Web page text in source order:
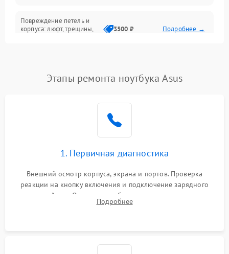
Повреждение петель и
корпуса: люфт, трещины,
3500 ₽ Подробнее →
невозможность зарядки,
2500 ₽ Подробнее →
2000 ₽
Перегрев из‑за пыли,
неисправности кулера
Выход из строя SSD или
HDD: медленная загрузка,
Этапы ремонта ноутбука Asus
1. Первичная диагностика
Внешний осмотр корпуса, экрана и портов. Проверка
реакции на кнопку включения и подключение зарядного
устройства. Оценка потребления тока с помощью
лабораторного блока питания для локализации проблемы.
Подробнее